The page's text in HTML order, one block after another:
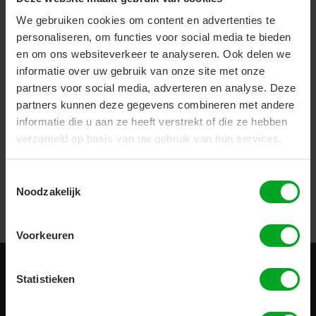
We gebruiken cookies om content en advertenties te
personaliseren, om functies voor social media te bieden
en om ons websiteverkeer te analyseren. Ook delen we
informatie over uw gebruik van onze site met onze
partners voor social media, adverteren en analyse. Deze
partners kunnen deze gegevens combineren met andere
informatie die u aan ze heeft verstrekt of die ze hebben
verzameld op basis van uw gebruik van hun services.
Noodzakelijk
Voorkeuren
Statistieken
Voor bedrijven bieden wij onze nieuwe en zeer effectieve
uurs Incompany trainingaan.
Als particulier kunt u uw hoogwerker certificaat halen
opmeerdere locatiesdoor heel het land.
Certificering in 1 uur!